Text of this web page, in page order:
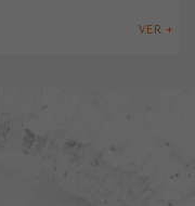
VER +